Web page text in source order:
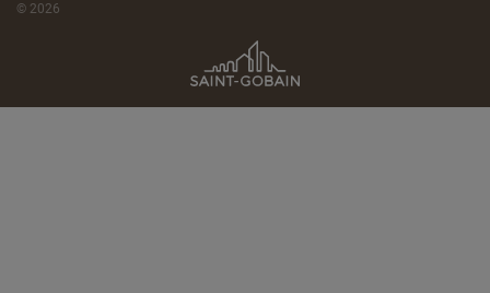
© 2026